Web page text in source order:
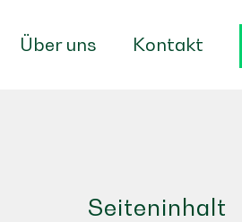
Über uns Kontakt
Seiteninhalt